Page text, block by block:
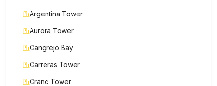
Argentina Tower
Aurora Tower
Cangrejo Bay
Carreras Tower
Cranc Tower